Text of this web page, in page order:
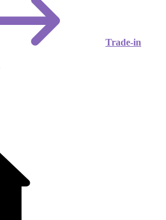
Trade-in